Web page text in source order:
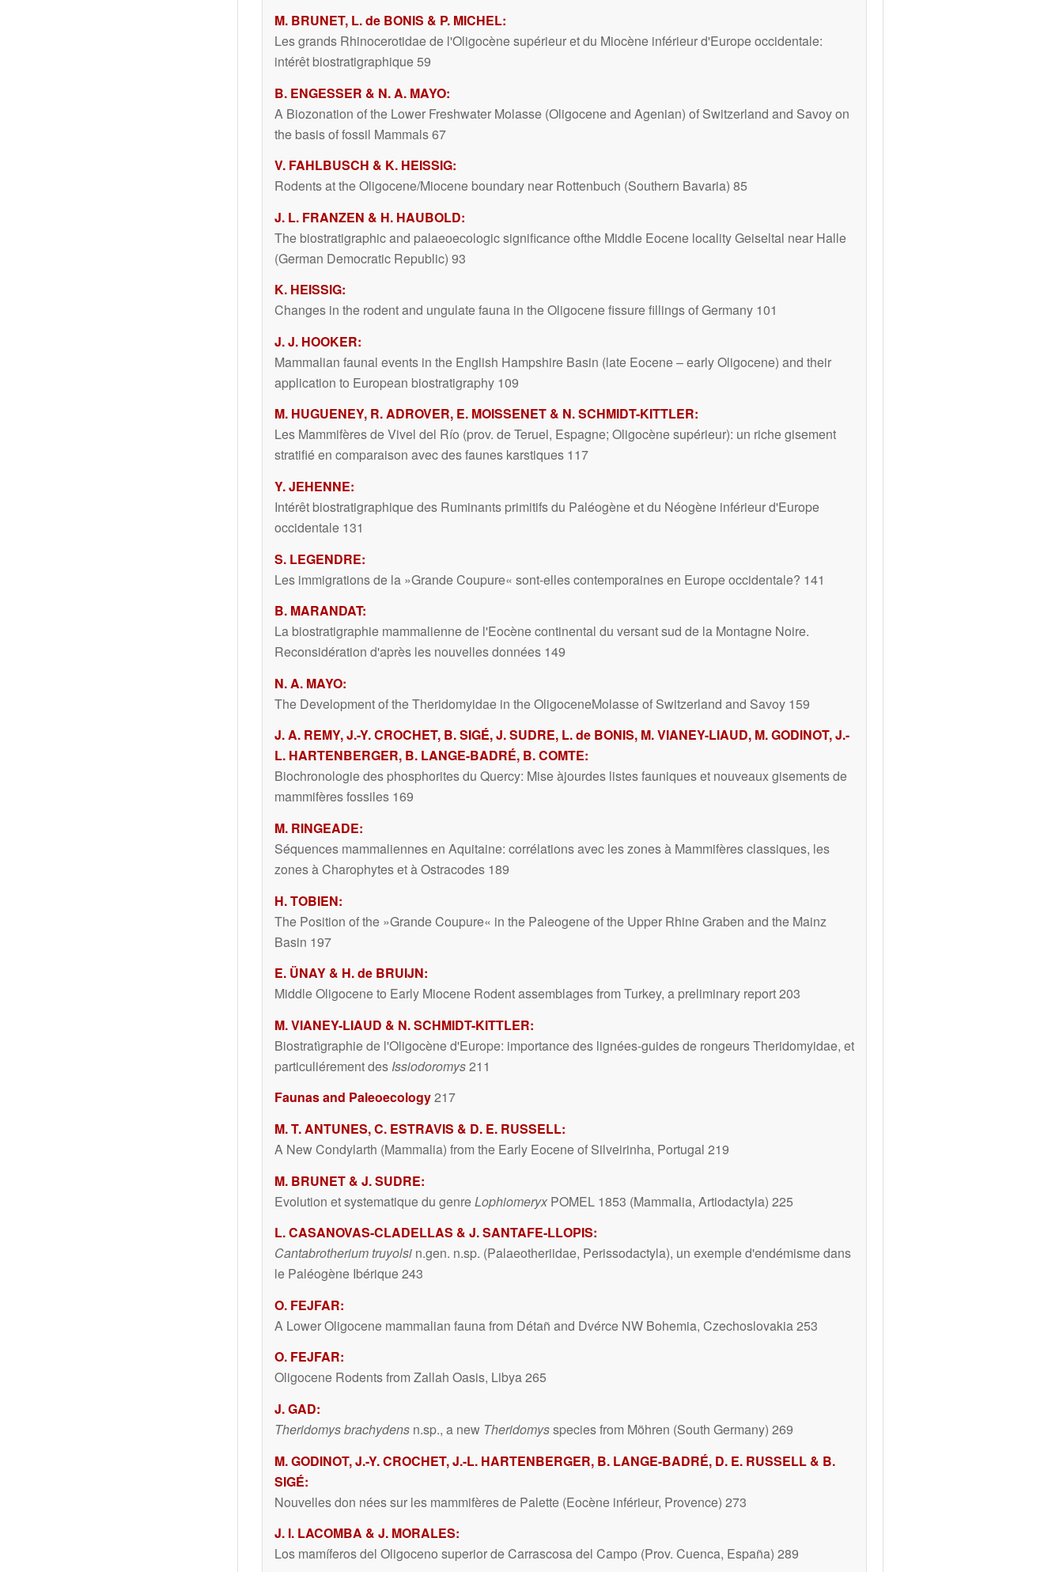
M. BRUNET, L. de BONIS & P. MICHEL:
Les grands Rhinocerotidae de l'Oligocène supérieur et du Miocène inférieur d'Europe occidentale:
intérêt biostratigraphique 59
B. ENGESSER & N. A. MAYO:
A Biozonation of the Lower Freshwater Molasse (Oligocene and Agenian) of Switzerland and Savoy on
the basis of fossil Mammals 67
V. FAHLBUSCH & K. HEISSIG:
Rodents at the Oligocene/Miocene boundary near Rottenbuch (Southern Bavaria) 85
J. L. FRANZEN & H. HAUBOLD:
The biostratigraphic and palaeoecologic significance ofthe Middle Eocene locality Geiseltal near Halle
(German Democratic Republic) 93
K. HEISSIG:
Changes in the rodent and ungulate fauna in the Oligocene fissure fillings of Germany 101
J. J. HOOKER:
Mammalian faunal events in the English Hampshire Basin (late Eocene – early Oligocene) and their
application to European biostratigraphy 109
M. HUGUENEY, R. ADROVER, E. MOISSENET & N. SCHMIDT-KITTLER:
Les Mammifères de Vivel del Río (prov. de Teruel, Espagne; Oligocène supérieur): un riche gisement
stratifié en comparaison avec des faunes karstiques 117
Y. JEHENNE:
Intérêt biostratigraphique des Ruminants primitifs du Paléogène et du Néogène inférieur d'Europe
occidentale 131
S. LEGENDRE:
Les immigrations de la »Grande Coupure« sont-elles contemporaines en Europe occidentale? 141
B. MARANDAT:
La biostratigraphie mammalienne de l'Eocène continental du versant sud de la Montagne Noire.
Reconsidération d'après les nouvelles données 149
N. A. MAYO:
The Development of the Theridomyidae in the OligoceneMolasse of Switzerland and Savoy 159
J. A. REMY, J.-Y. CROCHET, B. SIGÉ, J. SUDRE, L. de BONIS, M. VIANEY-LIAUD, M. GODINOT, J.-
L. HARTENBERGER, B. LANGE-BADRÉ, B. COMTE:
Biochronologie des phosphorites du Quercy: Mise àjourdes listes fauniques et nouveaux gisements de
mammifères fossiles 169
M. RINGEADE:
Séquences mammaliennes en Aquitaine: corrélations avec les zones à Mammifères classiques, les
zones à Charophytes et à Ostracodes 189
H. TOBIEN:
The Position of the »Grande Coupure« in the Paleogene of the Upper Rhine Graben and the Mainz
Basin 197
E. ÜNAY & H. de BRUIJN:
Middle Oligocene to Early Miocene Rodent assemblages from Turkey, a preliminary report 203
M. VIANEY-LIAUD & N. SCHMIDT-KITTLER:
Biostratìgraphie de l'Oligocène d'Europe: importance des lignées-guides de rongeurs Theridomyidae, et
particuliérement des Issiodoromys211
Faunas and Paleoecology217
M. T. ANTUNES, C. ESTRAVIS & D. E. RUSSELL:
A New Condylarth (Mammalia) from the Early Eocene of Silveirinha, Portugal 219
M. BRUNET & J. SUDRE:
Evolution et systematique du genreLophiomeryxPOMEL 1853 (Mammalia, Artiodactyla) 225
L. CASANOVAS-CLADELLAS & J. SANTAFE-LLOPIS:
Cantabrotherium truyolsi n.gen. n.sp. (Palaeotheriidae, Perissodactyla), un exemple d'endémisme dans
le Paléogène Ibérique 243
O. FEJFAR:
A Lower Oligocene mammalian fauna from Détañ and Dvérce NW Bohemia, Czechoslovakia 253
O. FEJFAR:
Oligocene Rodents from Zallah Oasis, Libya 265
J. GAD:
Theridomys brachydens n.sp., a new Theridomysspecies from Möhren (South Germany) 269
M. GODINOT, J.-Y. CROCHET, J.-L. HARTENBERGER, B. LANGE-BADRÉ, D. E. RUSSELL & B.
SIGÉ:
Nouvelles don nées sur les mammifères de Palette (Eocène inférieur, Provence) 273
J. I. LACOMBA & J. MORALES:
Los mamíferos del Oligoceno superior de Carrascosa del Campo (Prov. Cuenca, España) 289